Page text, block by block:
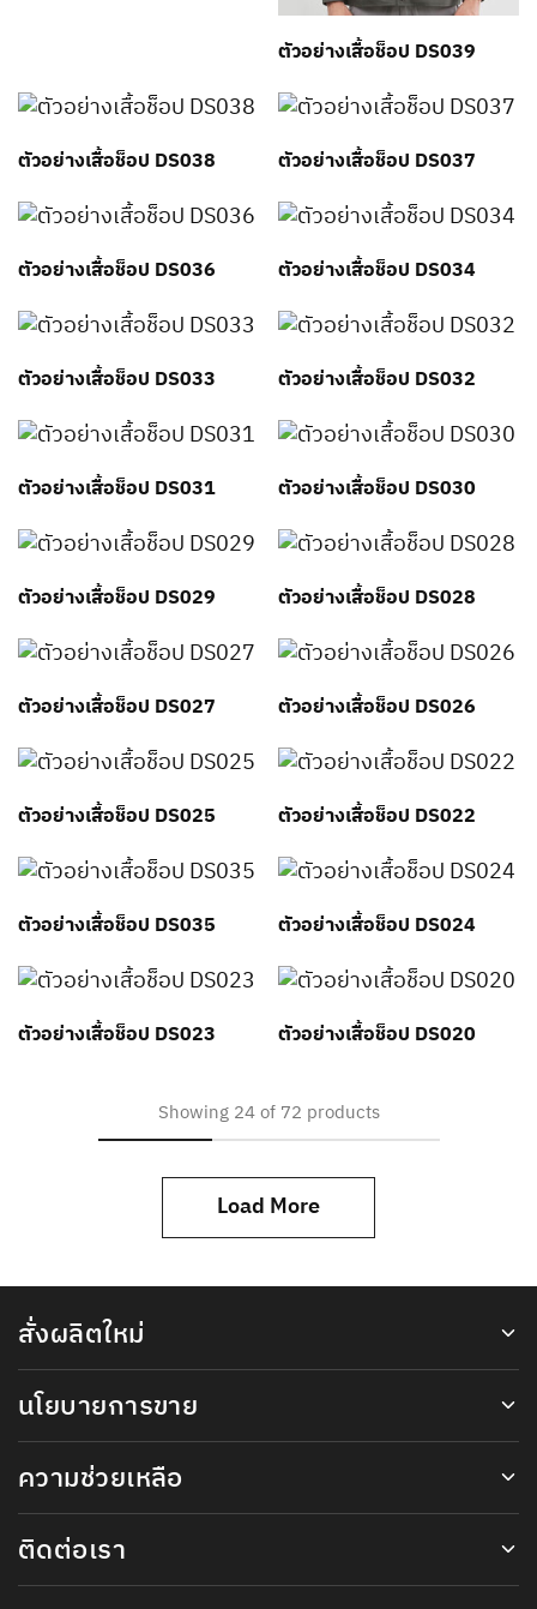
ตัวอย่างเสื้อช็อป DS039
ตัวอย่างเสื้อช็อป DS038 ตัวอย่างเสื้อช็อป DS037
ตัวอย่างเสื้อช็อป DS036 ตัวอย่างเสื้อช็อป DS034
ตัวอย่างเสื้อช็อป DS033 ตัวอย่างเสื้อช็อป DS032
ตัวอย่างเสื้อช็อป DS031 ตัวอย่างเสื้อช็อป DS030
ตัวอย่างเสื้อช็อป DS029 ตัวอย่างเสื้อช็อป DS028
ตัวอย่างเสื้อช็อป DS027 ตัวอย่างเสื้อช็อป DS026
ตัวอย่างเสื้อช็อป DS025 ตัวอย่างเสื้อช็อป DS022
ตัวอย่างเสื้อช็อป DS035 ตัวอย่างเสื้อช็อป DS024
ตัวอย่างเสื้อช็อป DS023 ตัวอย่างเสื้อช็อป DS020
Showing24of 72 products
Load More
สั่งผลิตใหม่
นโยบายการขาย
ความช่วยเหลือ
ติดต่อเรา